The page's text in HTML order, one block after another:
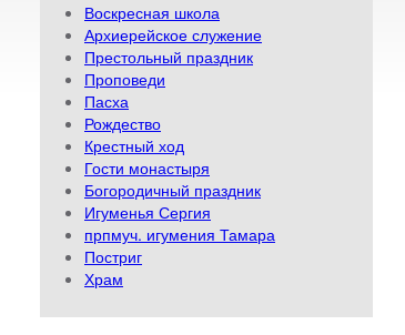
Воскресная школа
Архиерейское служение
Престольный праздник
Проповеди
Пасха
Рождество
Крестный ход
Гости монастыря
Богородичный праздник
Игуменья Сергия
прпмуч. игумения Тамара
Постриг
Храм